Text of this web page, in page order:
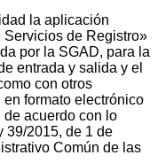
la aplicación
Servicios de Registro»
por la SGAD, para la
entrada y salida y el
con otros
formato electrónico
acuerdo con lo
39/2015, de 1 de
Común de las